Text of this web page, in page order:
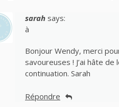
sarah says:
à
Bonjour Wendy, merci
savoureuses ! J’ai hâte
continuation. Sarah
Répondre